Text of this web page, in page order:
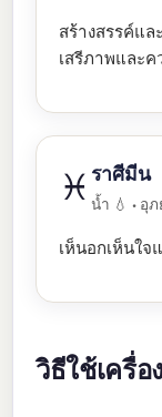
สร้างสรรค์แ
เสรีภาพและค
♓ ราศีมีน
น้ำ 💧 • อุ
เห็นอกเห็นใ
วิธีใช้เครื่